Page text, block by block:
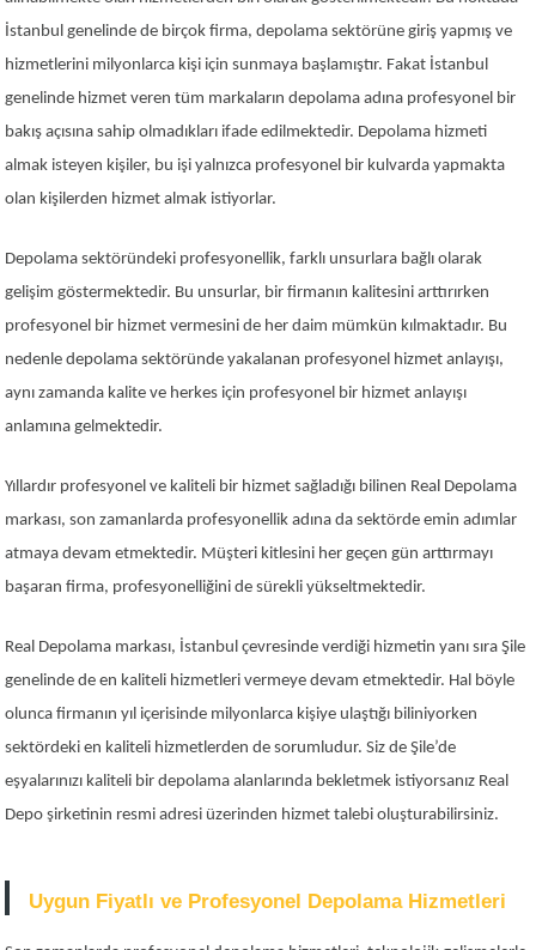
İstanbul genelinde de birçok firma, depolama sektörüne giriş yapmış ve
hizmetlerini milyonlarca kişi için sunmaya başlamıştır. Fakat İstanbul
genelinde hizmet veren tüm markaların depolama adına profesyonel bir
bakış açısına sahip olmadıkları ifade edilmektedir. Depolama hizmeti
almak isteyen kişiler, bu işi yalnızca profesyonel bir kulvarda yapmakta
olan kişilerden hizmet almak istiyorlar.
Depolama sektöründeki profesyonellik, farklı unsurlara bağlı olarak
gelişim göstermektedir. Bu unsurlar, bir firmanın kalitesini arttırırken
profesyonel bir hizmet vermesini de her daim mümkün kılmaktadır. Bu
nedenle depolama sektöründe yakalanan profesyonel hizmet anlayışı,
aynı zamanda kalite ve herkes için profesyonel bir hizmet anlayışı
anlamına gelmektedir.
Yıllardır profesyonel ve kaliteli bir hizmet sağladığı bilinen Real Depolama
markası, son zamanlarda profesyonellik adına da sektörde emin adımlar
atmaya devam etmektedir. Müşteri kitlesini her geçen gün arttırmayı
başaran firma, profesyonelliğini de sürekli yükseltmektedir.
Real Depolama markası, İstanbul çevresinde verdiği hizmetin yanı sıra Şile
genelinde de en kaliteli hizmetleri vermeye devam etmektedir. Hal böyle
olunca firmanın yıl içerisinde milyonlarca kişiye ulaştığı biliniyorken
sektördeki en kaliteli hizmetlerden de sorumludur. Siz de Şile’de
eşyalarınızı kaliteli bir depolama alanlarında bekletmek istiyorsanız Real
Depo şirketinin resmi adresi üzerinden hizmet talebi oluşturabilirsiniz.
Uygun Fiyatlı ve Profesyonel Depolama Hizmetleri